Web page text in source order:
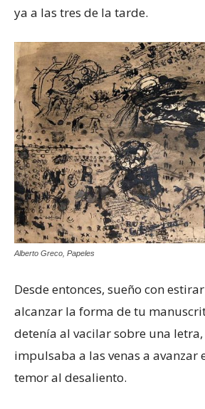
ya a las tres de la tarde.
Alberto Greco, Papeles
Desde entonces, sueño con
alcanzar la forma de tu
detenía al vacilar sobre una
impulsaba a las venas a avanzar
temor al desaliento.